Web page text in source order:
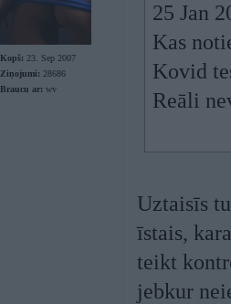
Kopš: 23. Sep 2007
Ziņojumi: 28686
Braucu ar: wv
25 Jan
Kas
Kovid
Reāli
Uztaisīs
īstais,
teikt
jebkur